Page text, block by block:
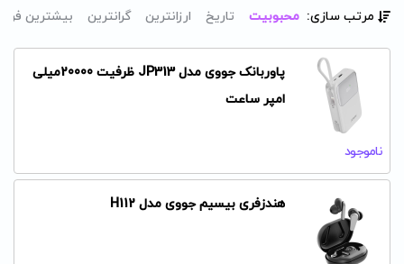
مرتب سازی: محبوبیت تاریخ ارزانترین گرانترین بیشترین
پاوربانک جووی مدل JP313 ظرفیت 20000میلی
امپر ساعت
ناموجود
هندزفری بیسیم جووی مدل H112